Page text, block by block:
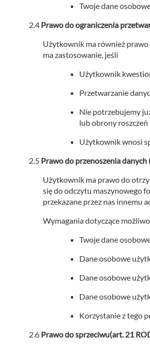
Twoje dane
Prawo do ograniczenia
Użytkownik ma również prawo
ma zastosowanie, jeśli
Użytkownik
Przetwarzanie
Nie potrzebujemy
lub obrony
Użytkownik wnosi
Prawo do przenoszenia danych
Użytkownik ma prawo do
się do odczytu maszynowego
przekazane przez nas innemu
Wymagania dotyczące
Twoje dane
Dane osobowe
Dane osobowe
Dane osobowe
Korzystanie z tego
Prawo do sprzeciwu(art. 21